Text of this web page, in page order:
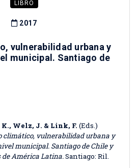
LIBRO
2017
vulnerabilidad urbana y
municipal. Santiago de
Welz, J. & Link, F. (Eds.)
climático, vulnerabilidad urbana y
municipal. Santiago de Chile y
de América Latina.Santiago: Ril.